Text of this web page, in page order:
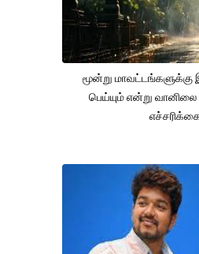
மூன்று
பெய்யும் என்று